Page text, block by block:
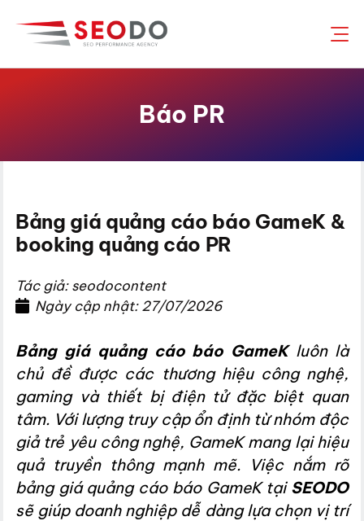
đến
Báo PR
Bảng giá quảng cáo báo GameK &
booking quảng cáo PR
Tác giả: seodocontent
Ngày cập nhật: 27/07/2026
Bảng giá quảng cáo báo GameKluôn là
chủ đề được các thương hiệu công nghệ,
gaming và thiết bị điện tử đặc biệt quan
tâm. Với lượng truy cập ổn định từ nhóm độc
giả trẻ yêu công nghệ, GameK mang lại hiệu
quả truyền thông mạnh mẽ. Việc nắm rõ
bảng giá quảng cáo báo GameK tại SEODO
sẽ giúp doanh nghiệp dễ dàng lựa chọn vị trí